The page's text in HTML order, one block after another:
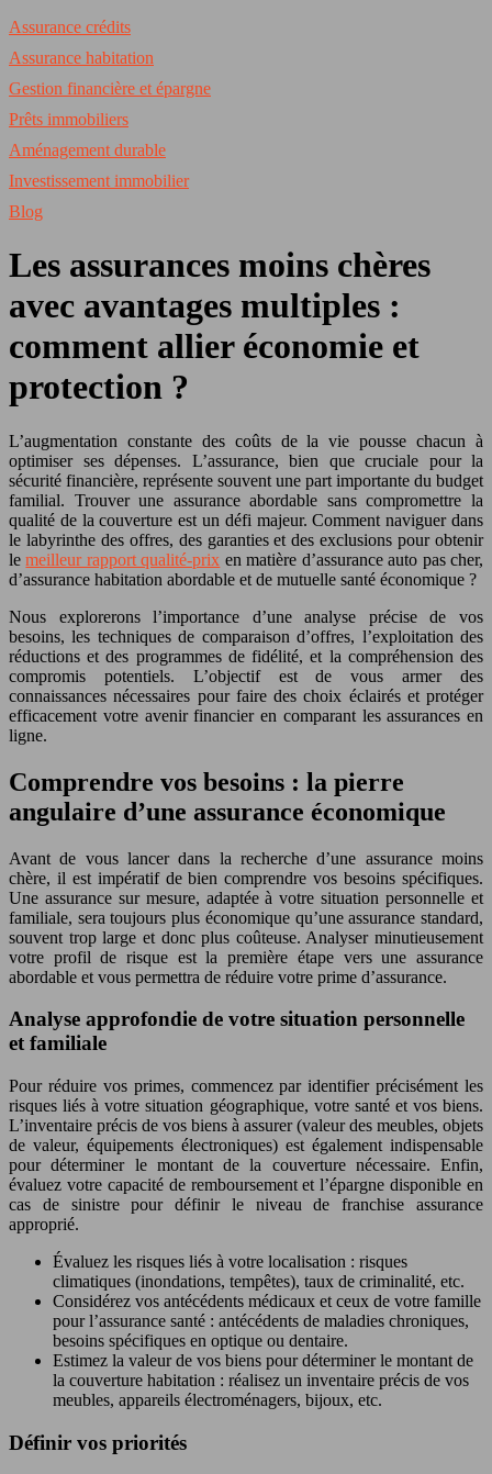
Assurance crédits
Assurance habitation
Gestion financière et épargne
Prêts immobiliers
Aménagement durable
Investissement immobilier
Blog
Les assurances moins chères
avec avantages multiples :
comment allier économie et
protection ?
L’augmentation constante des coûts de la vie pousse chacun à
optimiser ses dépenses. L’assurance, bien que cruciale pour la
sécurité financière, représente souvent une part importante du budget
familial. Trouver une assurance abordable sans compromettre la
qualité de la couverture est un défi majeur. Comment naviguer dans
le labyrinthe des offres, des garanties et des exclusions pour obtenir
lemeilleur rapport qualité-prix en matière d’assurance auto pas cher,
d’assurance habitation abordable et de mutuelle santé économique ?
Nous explorerons l’importance d’une analyse précise de vos
besoins, les techniques de comparaison d’offres, l’exploitation des
réductions et des programmes de fidélité, et la compréhension des
compromis potentiels. L’objectif est de vous armer des
connaissances nécessaires pour faire des choix éclairés et protéger
efficacement votre avenir financier en comparant les assurances en
ligne.
Comprendre vos besoins : la pierre
angulaire d’une assurance économique
Avant de vous lancer dans la recherche d’une assurance moins
chère, il est impératif de bien comprendre vos besoins spécifiques.
Une assurance sur mesure, adaptée à votre situation personnelle et
familiale, sera toujours plus économique qu’une assurance standard,
souvent trop large et donc plus coûteuse. Analyser minutieusement
votre profil de risque est la première étape vers une assurance
abordable et vous permettra de réduire votre prime d’assurance.
Analyse approfondie de votre situation personnelle
et familiale
Pour réduire vos primes, commencez par identifier précisément les
risques liés à votre situation géographique, votre santé et vos biens.
L’inventaire précis de vos biens à assurer (valeur des meubles, objets
de valeur, équipements électroniques) est également indispensable
pour déterminer le montant de la couverture nécessaire. Enfin,
évaluez votre capacité de remboursement et l’épargne disponible en
cas de sinistre pour définir le niveau de franchise assurance
approprié.
Évaluez les risques liés à votre localisation : risques
climatiques (inondations, tempêtes), taux de criminalité, etc.
Considérez vos antécédents médicaux et ceux de votre famille
pour l’assurance santé : antécédents de maladies chroniques,
besoins spécifiques en optique ou dentaire.
Estimez la valeur de vos biens pour déterminer le montant de
la couverture habitation : réalisez un inventaire précis de vos
meubles, appareils électroménagers, bijoux, etc.
Définir vos priorités